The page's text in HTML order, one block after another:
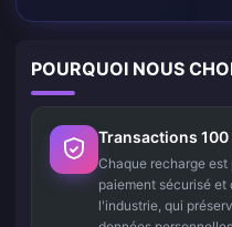
POURQUOI NOUS
Transactions
Chaque recharge
paiement sécurisé et
l'industrie, qui